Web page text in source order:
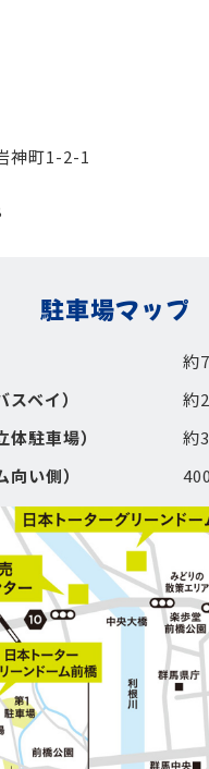
神町1-2-1
駐車場マップ
約
ベイ）
約
駐車場）
約
い側）